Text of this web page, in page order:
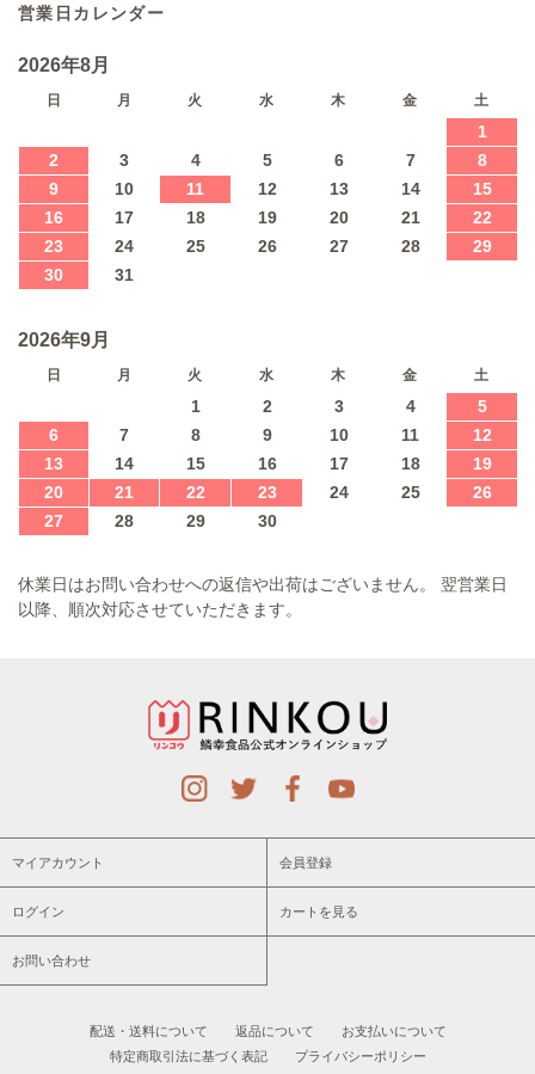
営業日カレンダー
2026年8月
日 月 火 水 木 金 土
1
2
3 4 5 6 7
8
9
10 11 12 13 14
15
16
17 18 19 20 21
22
23
24 25 26 27 28
29
30
31
2026年9月
日 月 火 水 木 金 土
1 2 3 4
5
6
7 8 9 10 11
12
13
14 15 16 17 18
19
20
21 22 23 24 25
26
27
28 29 30
休業日はお問い合わせへの返信や出荷はございません。 翌営業日
以降、順次対応させていただきます。
マイアカウント 会員登録
ログイン カートを見る
お問い合わせ
配送・送料について 返品について
お支払いについて
特定商取引法に基づく表記
プライバシーポリシー